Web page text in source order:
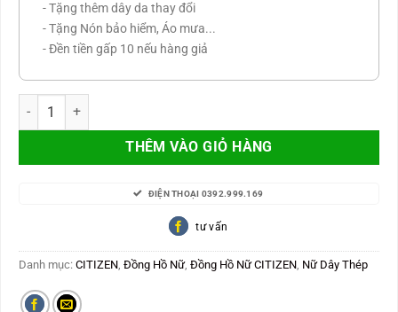
- Tặng thêm dây da thay đổi
- Tặng Nón bảo hiểm, Áo mưa...
- Đền tiền gấp 10 nếu hàng giả
Citizen EU6038-89A số lượng
THÊM VÀO GIỎ HÀNG
ĐIỆN THOẠI 0392.999.169
tư vấn
Danh mục: CITIZEN Đồng Hồ Nữ, Đồng Hồ Nữ CITIZEN Nữ Dây Thép